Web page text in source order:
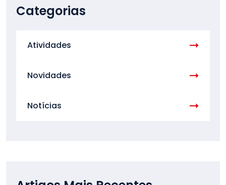
Categorias
Atividades
Novidades
Notícias